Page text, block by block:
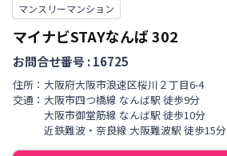
マンスリーマンション
マイナビSTAYなんば302
お問合せ番号 :16725
住所： 大阪府大阪市浪速区桜川 ２丁目6-4
交通： 大阪市四つ橋線 なんば駅 徒歩9分
大阪市御堂筋線 なんば駅 徒歩10分
近鉄難波・奈良線 大阪難波駅 徒歩15分